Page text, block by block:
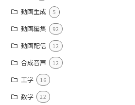
動画生成 5
動画編集 92
動画配信 12
合成音声 12
工学 16
数学 22